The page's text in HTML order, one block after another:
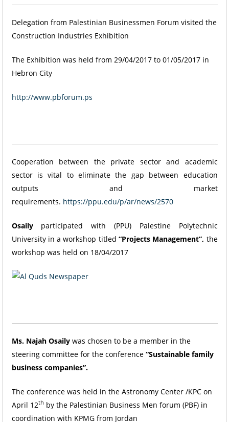
Delegation from Palestinian Businessmen Forum visited the
Construction Industries Exhibition
The Exhibition was held from 29/04/2017 to 01/05/2017 in
Hebron City
http://www.pbforum.ps
Cooperation between the private sector and academic
sector is vital to eliminate the gap between education
outputs and market
requirements. https://ppu.edu/p/ar/news/2570
Osailyparticipated with (PPU) Palestine Polytechnic
University in a workshop titled “Projects Management”, the
workshop was held on 18/04/2017
Ms. Najah Osailywas chosen to be a member in the
steering committee for the conference “Sustainable family
business companies”.
The conference was held in the Astronomy Center /KPC on
April 12th by the Palestinian Business Men forum (PBF) in
coordination with KPMG from Jordan